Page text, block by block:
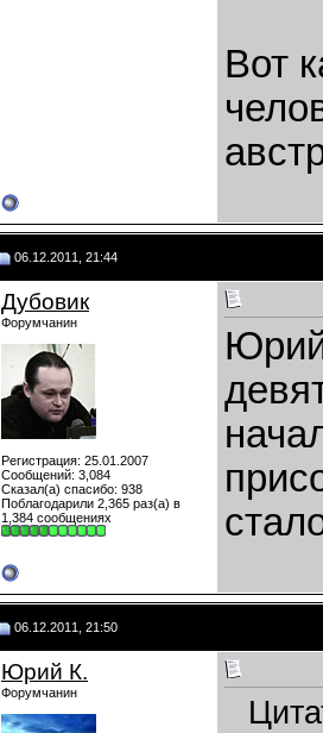
Вот
06.12.2011, 21:44
Дубовик
Форумчанин
Регистрация: 25.01.2007
Сообщений: 3,084
Сказал(а) спасибо: 938
Поблагодарили 2,365 раз(а) в
1,384 сообщениях
06.12.2011, 21:50
Юрий К.
Форумчанин